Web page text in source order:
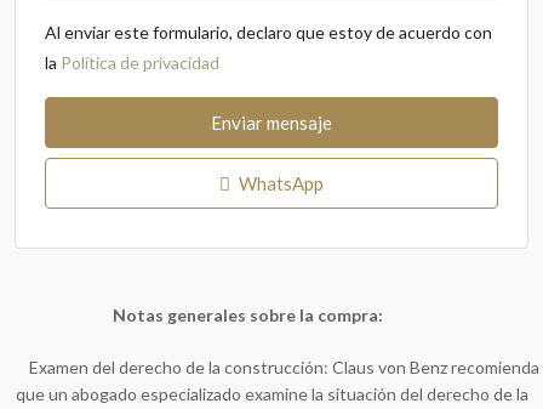
Al enviar este formulario, declaro que estoy de acuerdo con
la Política de privacidad
Enviar mensaje
WhatsApp
Notas generales sobre la compra:
Examen del derecho de la construcción: Claus von Benz recomienda
que un abogado especializado examine la situación del derecho de la